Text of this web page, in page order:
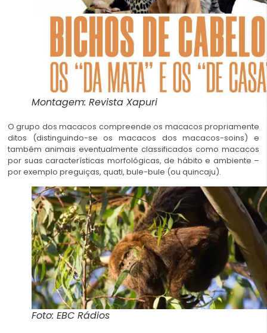
Montagem: Revista Xapuri
O grupo dos macacos compreende os macacos propriamente
ditos (distinguindo-se os macacos dos macacos-soins) e
também animais eventualmente classificados como macacos
por suas características morfológicas, de hábito e ambiente –
por exemplo preguiças, quati, bule-bule (ou quincaju).
Foto: EBC Rádios